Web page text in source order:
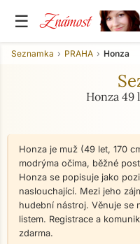
☰ Známost
Seznamka PRAHA Honza
Honza 49
Honza je muž (49 let, 170
modrýma očima, běžné
Honza se popisuje jako
naslouchající. Mezi jeho
hudební nástroj. Věnuje se
listem. Registrace a
zdarma.